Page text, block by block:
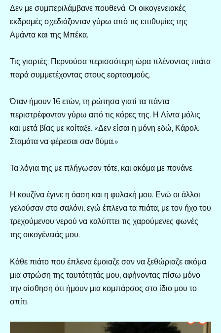
Δεν με συμπεριλάμβανε πουθενά. Οι οικογενειακές
εκδρομές σχεδιάζονταν γύρω από τις επιθυμίες της
Αμάντα και της Μπέκα.
Τις γιορτές; Περνούσα περισσότερη ώρα πλένοντας πιάτα
παρά συμμετέχοντας στους εορτασμούς.
Όταν ήμουν 16 ετών, τη ρώτησα γιατί τα πάντα
περιστρέφονταν γύρω από τις κόρες της. Η Λίντα μόλις
και μετά βίας με κοίταξε. «Δεν είσαι η μόνη εδώ, Κάρολ.
Σταμάτα να φέρεσαι σαν θύμα.»
Τα λόγια της με πλήγωσαν τότε, και ακόμα με πονάνε.
Η κουζίνα έγινε η όαση και η φυλακή μου. Ενώ οι άλλοι
γελούσαν στο σαλόνι, εγώ έπλενα τα πιάτα, με τον ήχο του
τρεχούμενου νερού να καλύπτει τις χαρούμενες φωνές
της οικογένειάς μου.
Κάθε πιάτο που έπλενα έμοιαζε σαν να ξεθώριαζε ακόμα
μια στρώση της ταυτότητάς μου, αφήνοντας πίσω μόνο
την αίσθηση ότι ήμουν μια κομπάρσος στο ίδιο μου το
σπίτι.